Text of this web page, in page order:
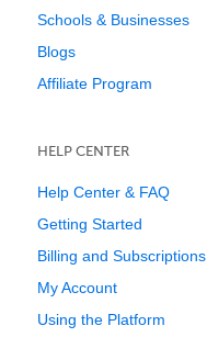
Schools & Businesses
Blogs
Affiliate Program
HELP CENTER
Help Center & FAQ
Getting Started
Billing and Subscriptions
My Account
Using the Platform